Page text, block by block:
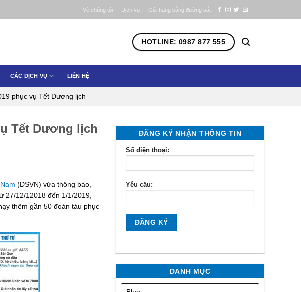
Về chúng tôi Dịch vụ Gửi hàng bằng đường sắt
HOTLINE: 0987 877 555
CÁC DỊCH VỤ LIÊN HỆ
phục vụ Tết Dương lịch
Tết Dương lịch
(ĐSVN) vừa thông báo,
27/12/12018 đến 1/1/2019,
thêm gần 50 đoàn tàu phục
ĐĂNG KÝ NHẬN THÔNG TIN
Số điện thoại:
Yêu cầu:
DANH MỤC